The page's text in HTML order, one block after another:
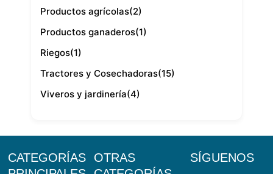
Productos agrícolas(2)
Productos ganaderos(1)
Riegos(1)
Tractores y Cosechadoras(15)
Viveros y jardinería(4)
CATEGORÍAS
OTRAS
SÍGUENOS